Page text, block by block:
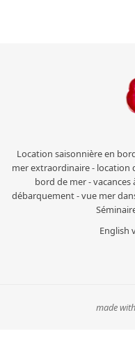
Location saisonnière en
mer extraordinaire - location
bord de mer - vacances
débarquement - vue mer
English
made